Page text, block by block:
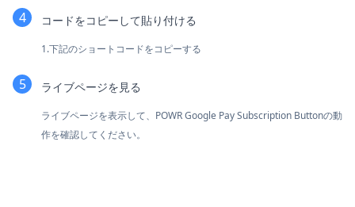
コードをコピーして貼り付ける
1.下記のショートコードをコピーする
ライブページを見る
ライブページを表示して、POWR Google Pay Subscription Buttonの動
作を確認してください。